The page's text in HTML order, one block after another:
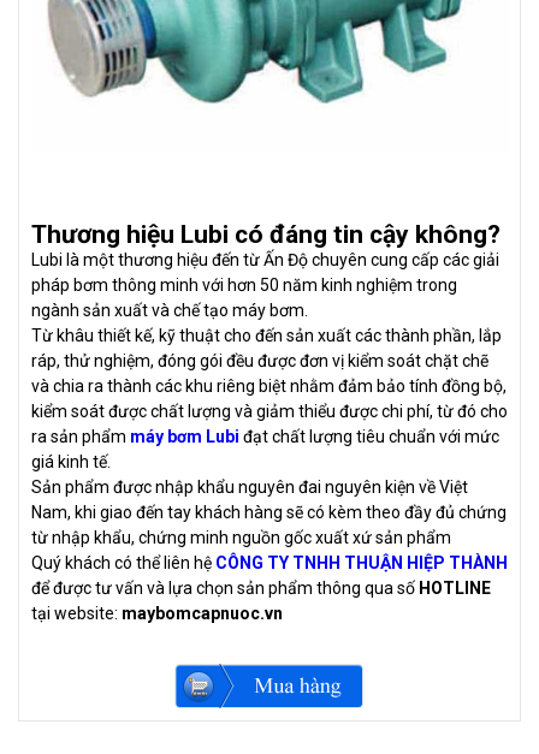
Thương hiệu Lubi có đáng tin cậy không?
Lubi là một thương hiệu đến từ Ấn Độ chuyên cung cấp các giải
pháp bơm thông minh với hơn 50 năm kinh nghiệm trong
ngành sản xuất và chế tạo máy bơm.
Từ khâu thiết kế, kỹ thuật cho đến sản xuất các thành phần, lắp
ráp, thử nghiệm, đóng gói đều được đơn vị kiểm soát chặt chẽ
và chia ra thành các khu riêng biệt nhằm đảm bảo tính đồng bộ,
kiểm soát được chất lượng và giảm thiểu được chi phí, từ đó cho
ra sản phẩm máy bơm Lubi đạt chất lượng tiêu chuẩn với mức
giá kinh tế.
Sản phẩm được nhập khẩu nguyên đai nguyên kiện về Việt
Nam, khi giao đến tay khách hàng sẽ có kèm theo đầy đủ chứng
từ nhập khẩu, chứng minh nguồn gốc xuất xứ sản phẩm
Quý khách có thể liên hệ CÔNG TY TNHH THUẬN HIỆP THÀNH
để được tư vấn và lựa chọn sản phẩm thông qua số HOTLINE
tại website: maybomcapnuoc.vn